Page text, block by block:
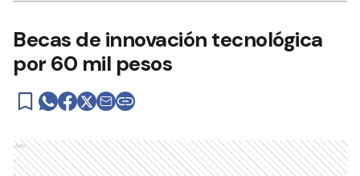
Becas de innovación tecnológica
por 60 mil pesos
Ads